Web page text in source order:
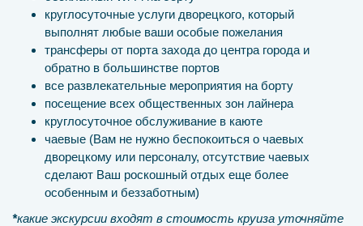
круглосуточные услуги дворецкого, который
выполнят любые ваши особые пожелания
трансферы от порта захода до центра города и
обратно в большинстве портов
все развлекательные мероприятия на борту
посещение всех общественных зон лайнера
круглосуточное обслуживание в каюте
чаевые (Вам не нужно беспокоиться о чаевых
дворецкому или персоналу, отсутствие чаевых
сделают Ваш роскошный отдых еще более
особенным и беззаботным)
*какие экскурсии входят в стоимость круиза уточняйте